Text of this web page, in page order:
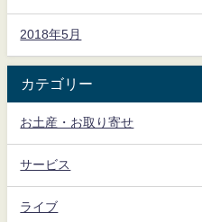
2018年5月
カテゴリー
お土産・お取り寄せ
サービス
ライブ